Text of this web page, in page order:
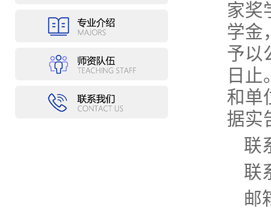
家奖
学金
予以
日
和单
据实
联
联
邮